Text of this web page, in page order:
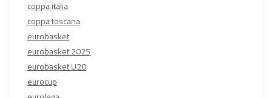
coppa italia
coppa toscana
eurobasket
eurobasket 2025
eurobasket U20
eurocup